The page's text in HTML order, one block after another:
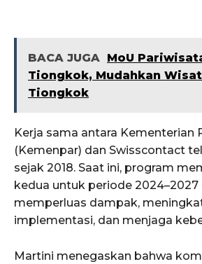
BACA JUGA MoU
Tiongkok, Mudahkan
Tiongkok
Kerja sama antara Kementerian
(Kemenpar) dan Swisscontact
sejak 2018. Saat ini, program
kedua untuk periode
memperluas dampak,
implementasi, dan menjaga
Martini menegaskan bahwa